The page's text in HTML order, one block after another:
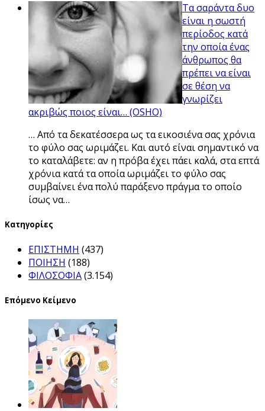
Τα σαράντα δυο
είναι η σωστή
περίοδος κατά
την οποία ένας
άνθρωπος θα
πρέπει να είναι
σε θέση να
γνωρίζει
ακριβώς ποιος είναι… (OSHO)
… Aπό τα δεκατέσσερα ως τα εικοσιένα σας χρόνια
το φύλο σας ωριμάζει. Και αυτό είναι σημαντικό να
το καταλάβετε: αν η πρόβα έχει πάει καλά, στα επτά
χρόνια κατά τα οποία ωριμάζει το φύλο σας
συμβαίνει ένα πολύ παράξενο πράγμα το οποίο
ίσως να…
Kατηγορίες
ΕΠΙΣΤΗΜΗ (437)
ΠΟΙΗΣΗ (188)
ΦΙΛΟΣΟΦΙΑ(3.154)
Επόμενο Κείμενο